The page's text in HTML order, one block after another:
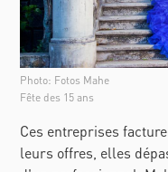
Photo: Fotos Mahe
Fête des 15 ans
Ces entreprises
leurs offres, elles